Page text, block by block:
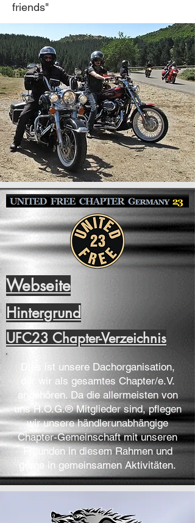
friends"
Webseite
Hintergrund
UFC23 Chapter-Verzeichnis
Dies ist unsere Dachorganisation,
der wir als gesamtes Chapter/e.V.
angehören. Da die allermeisten von
uns H.O.G.® Mitglieder sind, pflegen
wir unsere händlerunabhängige
Chapter-Gemeinschaft mit unseren
Freunden in diesem Rahmen und
gerne in gemeinsamen Aktivitäten.